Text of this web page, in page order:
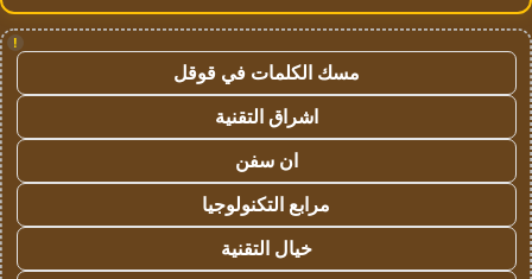
!
مسك الكلمات في قوقل
اشراق التقنية
ان سفن
مرابع التكنولوجيا
خيال التقنية